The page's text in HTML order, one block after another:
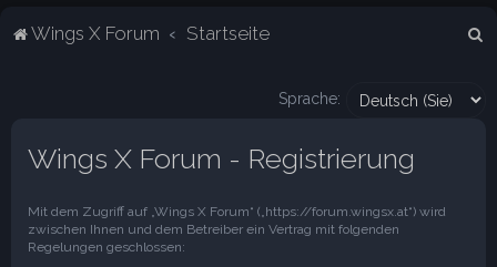
Wings X Forum Startseite
Sprache:
Wings X Forum - Registrierung
Mit dem Zugriff auf „Wings X Forum“ („https://forum.wingsx.at“) wird
zwischen Ihnen und dem Betreiber ein Vertrag mit folgenden
Regelungen geschlossen: